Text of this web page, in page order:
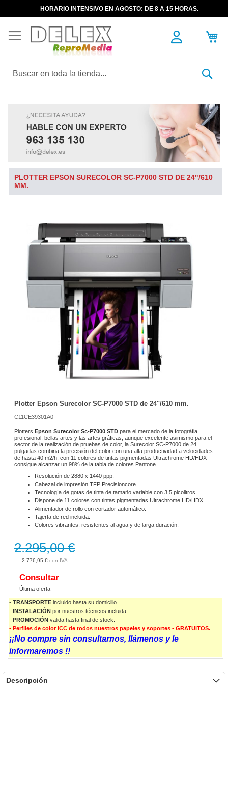
HORARIO INTENSIVO EN AGOSTO: DE 8 A 15 HORAS.
PLOTTER EPSON SURECOLOR SC-P7000 STD DE 24"/610
MM.
Plotter Epson Surecolor SC-P7000 STD de 24"/610 mm.
C11CE39301A0
Plotters Epson Surecolor Sc-P7000 STD para el mercado de la fotográfia
profesional, bellas artes y las artes gráficas, aunque excelente asimismo para el
sector de la realización de pruebas de color, la Surecolor SC-P7000 de 24
pulgadas combina la precisión del color con una alta productividad a velocidades
de hasta 40 m2/h. con 11 colores de tintas pigmentadas Ultrachrome HD/HDX
consigue alcanzar un 98% de la tabla de colores Pantone.
Resolución de 2880 x 1440 ppp.
Cabezal de impresión TFP Precisioncore
Tecnología de gotas de tinta de tamaño variable con 3,5 picolitros.
Dispone de 11 colores con tintas pigmentadas Ultrachrome HD/HDX.
Alimentador de rollo con cortador automático.
Tajerta de red incluida.
Colores vibrantes, resistentes al agua y de larga duración.
2.776,95 €
2.295,00 €
Consultar
Última oferta
Skip
the
beginning
the
images
gallery
- TRANSPORTE incluido hasta su domicilio.
-
INSTALACIÓN por nuestros técnicos incluida.
- PROMOCIÓN valida hasta final de stock.
- Perfiles de color ICC de todos nuestros papeles y soportes - GRATUITOS.
¡¡No compre sin consultarnos, llámenos y le
informaremos !!
Descripción